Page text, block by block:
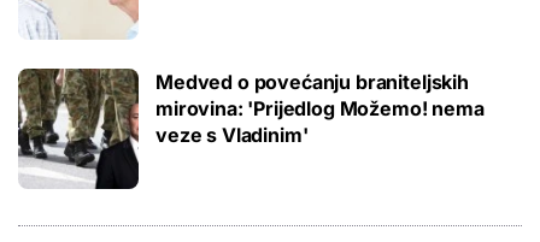
Medved o povećanju braniteljskih
mirovina: 'Prijedlog Možemo! nema
veze s Vladinim'